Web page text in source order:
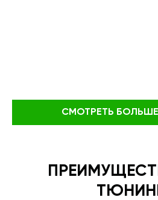
СМОТРЕТЬ